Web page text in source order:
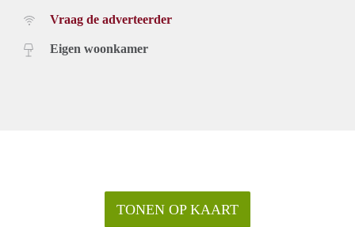
Vraag de adverteerder
Eigen woonkamer
TONEN OP KAART